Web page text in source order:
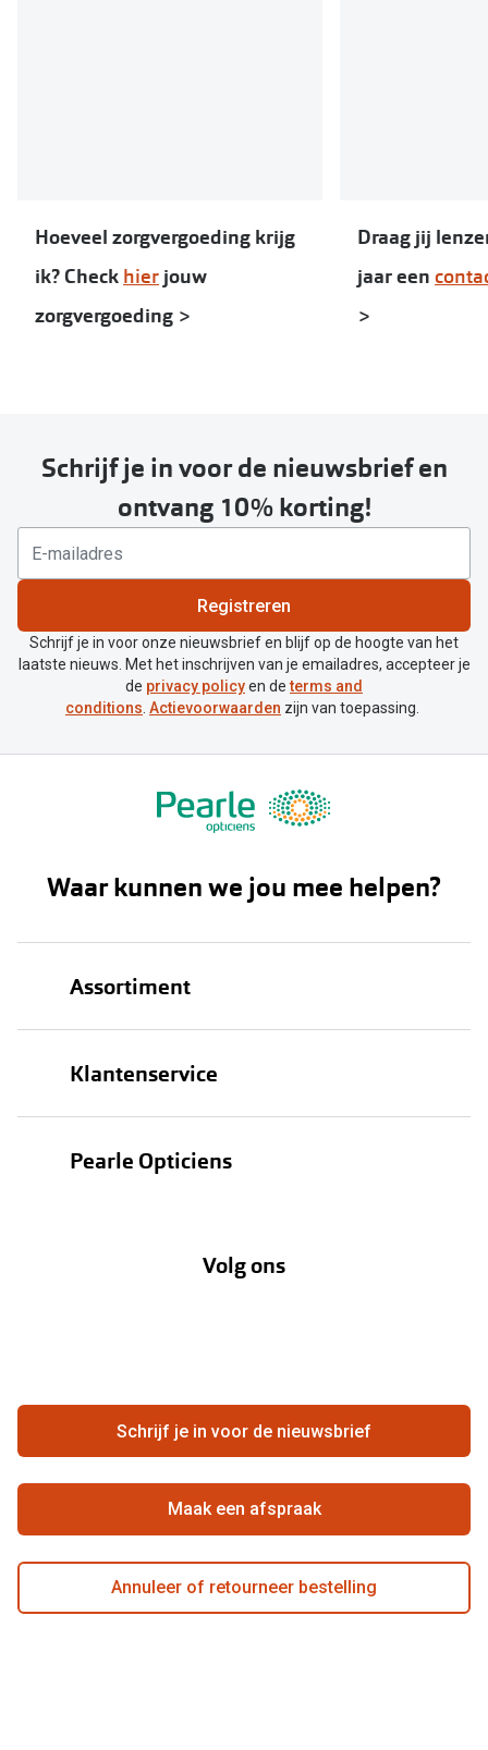
Hoeveel zorgvergoeding krijg
ik? Check hier jouw
zorgvergoeding >
Draag jij
jaar een
>
Schrijf je in voor de nieuwsbrief en
ontvang 10% korting!
Registreren
Schrijf je in voor onze nieuwsbrief en blijf op de hoogte van het
laatste nieuws. Met het inschrijven van je emailadres, accepteer je
de privacy policyen determs and
conditions. Actievoorwaarden zijn van toepassing.
Waar kunnen we jou mee helpen?
Assortiment
Klantenservice
Verzending
Hier de overeenkomst ontbinden
Zorgvergoeding
Pearle Opticiens
Ondernemen bij Pearle
Beste winkelketen
Actievoorwaarden
Volg ons
Schrijf je in voor de nieuwsbrief
Maak een afspraak
Annuleer of retourneer bestelling